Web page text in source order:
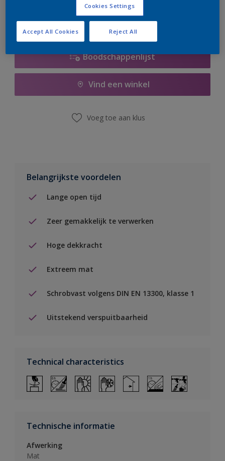
Boodschappenlijst
Vind een winkel
Voeg toe aan klus
Belangrijkste voordelen
Lange open tijd
Zeer gemakkelijk te verwerken
Hoge dekkracht
Extreem mat
Schrobvast volgens DIN EN 13300, klasse 1
Uitstekend verspuitbaarheid
Technical characteristics
Technische informatie
Afwerking
Mat
Cookies Settings
Reject All
Accept All Cookies